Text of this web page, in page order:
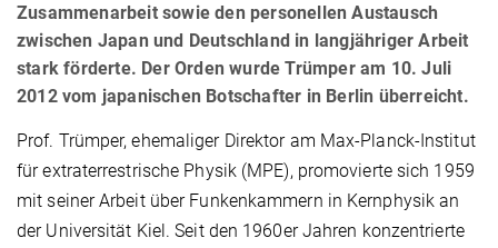
Zusammenarbeit sowie den personellen Austausch
zwischen Japan und Deutschland in langjähriger Arbeit
stark förderte. Der Orden wurde Trümper am 10. Juli
2012 vom japanischen Botschafter in Berlin überreicht.
Prof. Trümper, ehemaliger Direktor am Max-Planck-Institut
für extraterrestrische Physik (MPE), promovierte sich 1959
mit seiner Arbeit über Funkenkammern in Kernphysik an
der Universität Kiel. Seit den 1960er Jahren konzentrierte